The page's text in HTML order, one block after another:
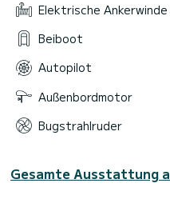
Elektrische Ankerwinde
Beiboot
Autopilot
Außenbordmotor
Bugstrahlruder
Gesamte Ausstattung